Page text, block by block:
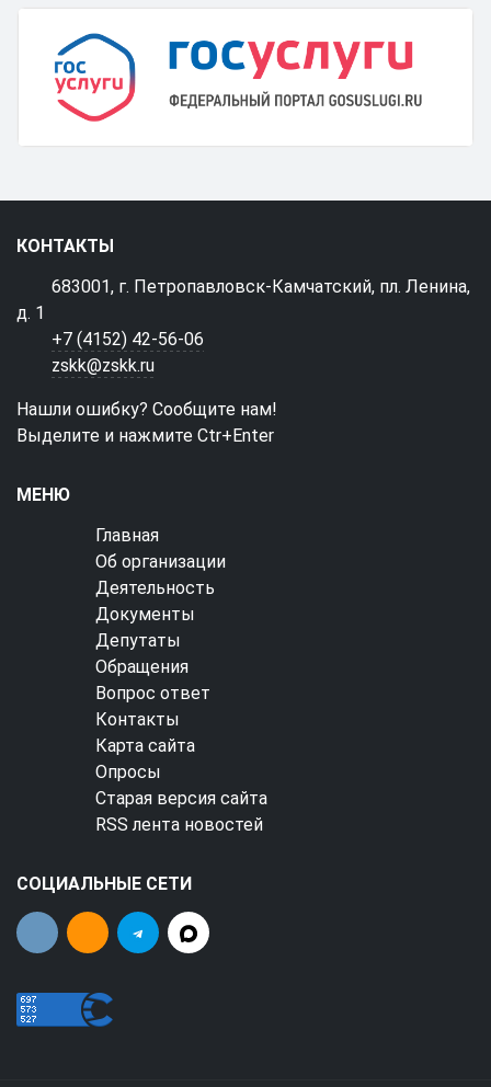
КОНТАКТЫ
683001, г. Петропавловск-Камчатский, пл. Ленина,
д. 1
+7 (4152) 42-56-06
zskk@zskk.ru
Нашли ошибку? Сообщите нам!
Выделите и нажмите Ctr+Enter
МЕНЮ
Главная
Об организации
Деятельность
Документы
Депутаты
Обращения
Вопрос ответ
Контакты
Карта сайта
Опросы
Старая версия сайта
RSS лента новостей
СОЦИАЛЬНЫЕ СЕТИ